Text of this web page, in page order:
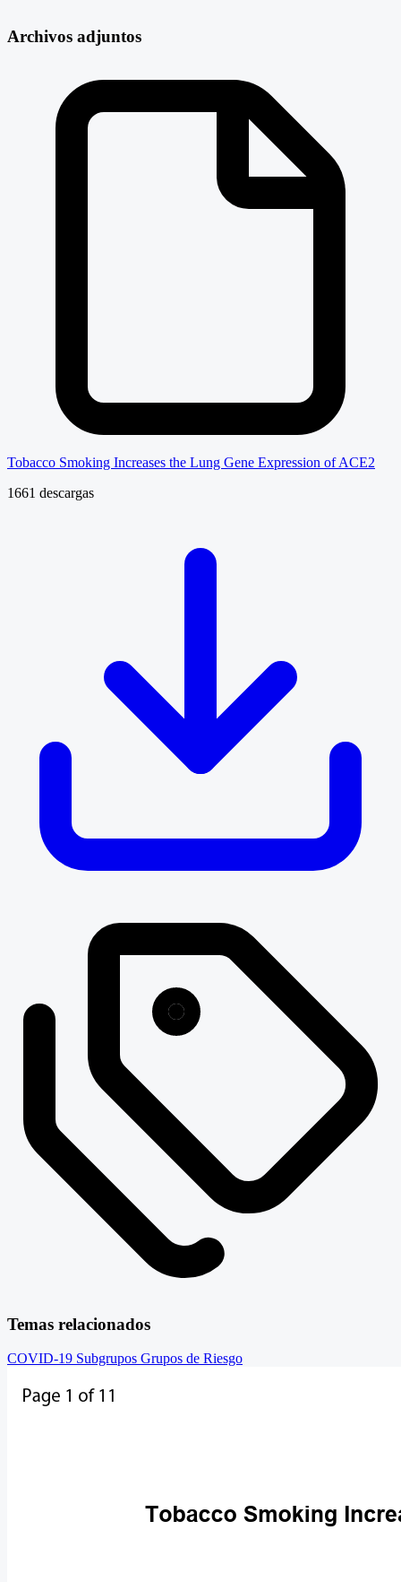
Archivos adjuntos
Tobacco Smoking Increases the Lung Gene Expression of ACE2
1661 descargas
Temas relacionados
COVID-19 Subgrupos Grupos de Riesgo